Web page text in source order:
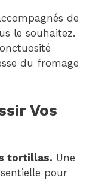
de
le souhaitez.
du fromage
Vos
tortillas. Une
pour